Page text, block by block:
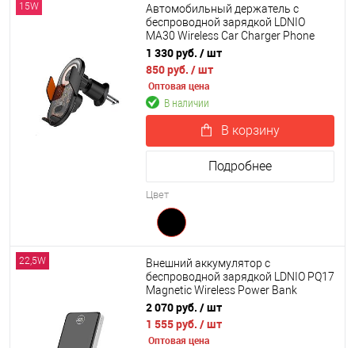
15W
Автомобильный держатель с
беспроводной зарядкой LDNIO
MA30 Wireless Car Charger Phone
Holder (на воздуховод)
1 330 руб. / шт
850 руб. / шт
Оптовая цена
В наличии
В корзину
Подробнее
Цвет
22,5W
Внешний аккумулятор с
беспроводной зарядкой LDNIO PQ17
Magnetic Wireless Power Bank
10000mAh
2 070 руб. / шт
1 555 руб. / шт
Оптовая цена